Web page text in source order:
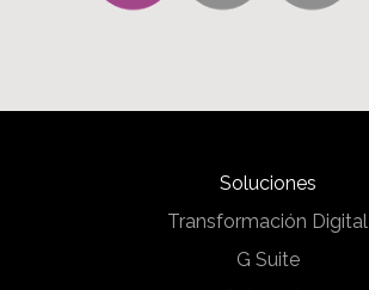
Soluciones
Transformación Digital
G Suite